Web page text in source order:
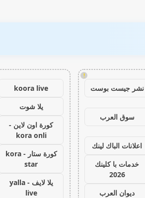
!
نشر جيست بوست
سوق العرب
اعلانات الباك لينك
خدمات با كلينك
2026
ديوان العرب
koora live
يلا شوت
كورة اون لاين -
kora onli
كورة ستار - kora
star
يلا لايف - yalla
live